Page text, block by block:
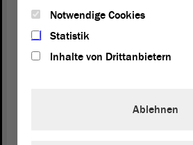
Ausgestattet mit den Ergebnissen
planen die Koalitionsfraktionen
des Finanzausgleichsgesetzes ab
Notwendige Cookies
Statistik
Inhalte von Drittanbietern
Ablehnen